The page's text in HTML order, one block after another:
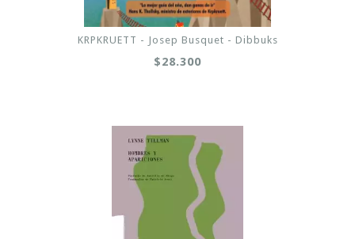
KRPKRUETT - Josep Busquet - Dibbuks
$28.300